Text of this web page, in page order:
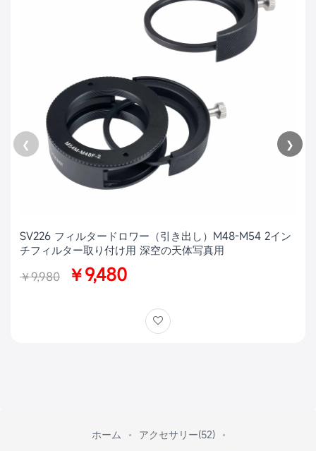
❮
SV226 フィルタードロワー（引き出し）M48-M54 2イン
チフィルター取り付け用 深空の天体写真用
￥9,980 ￥9,480
❯
ホーム
アクセサリー(52)